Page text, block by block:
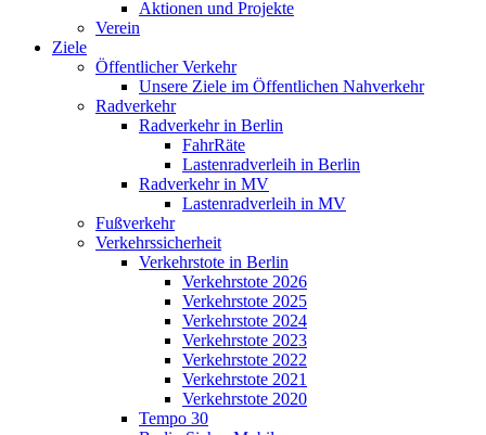
Aktionen und Projekte
Verein
Ziele
Öffentlicher Verkehr
Unsere Ziele im Öffentlichen Nahverkehr
Radverkehr
Radverkehr in Berlin
FahrRäte
Lastenradverleih in Berlin
Radverkehr in MV
Lastenradverleih in MV
Fußverkehr
Verkehrssicherheit
Verkehrstote in Berlin
Verkehrstote 2026
Verkehrstote 2025
Verkehrstote 2024
Verkehrstote 2023
Verkehrstote 2022
Verkehrstote 2021
Verkehrstote 2020
Tempo 30